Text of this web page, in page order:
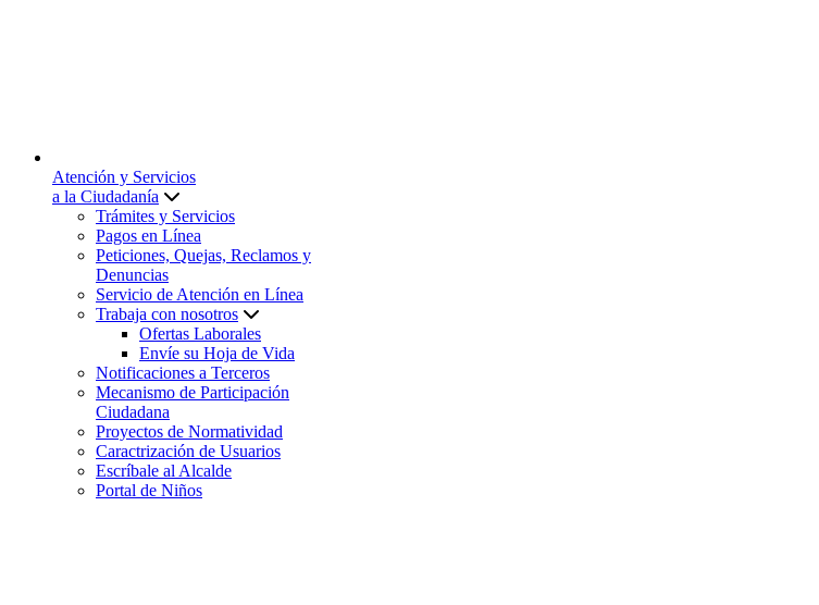
Atención y Servicios
a la Ciudadanía
Trámites y Servicios
Pagos en Línea
Peticiones, Quejas, Reclamos y
Denuncias
Servicio de Atención en Línea
Trabaja con nosotros
Ofertas Laborales
Envíe su Hoja de Vida
Notificaciones a Terceros
Mecanismo de Participación
Ciudadana
Proyectos de Normatividad
Caractrización de Usuarios
Escríbale al Alcalde
Portal de Niños